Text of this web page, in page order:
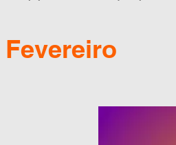
Fevereiro